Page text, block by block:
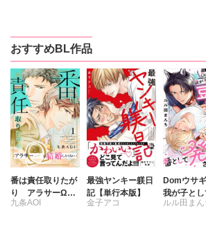
はしこ
やさき衣真
りんこ+三原しら
ゆき
羽田共見
奥世さや
加藤むう
会川フゥ
吉田ゆうこ
高瀬七緒
三井ミツ
春山モト
おすすめBL作品
番は責任取りたが
り アラサーΩは
結婚したくない
九条AOI
最強ヤンキー躾日
記【単行本版】
金子アコ
Domウサギ
我が子と
た豆柴Sub
ルル田まん